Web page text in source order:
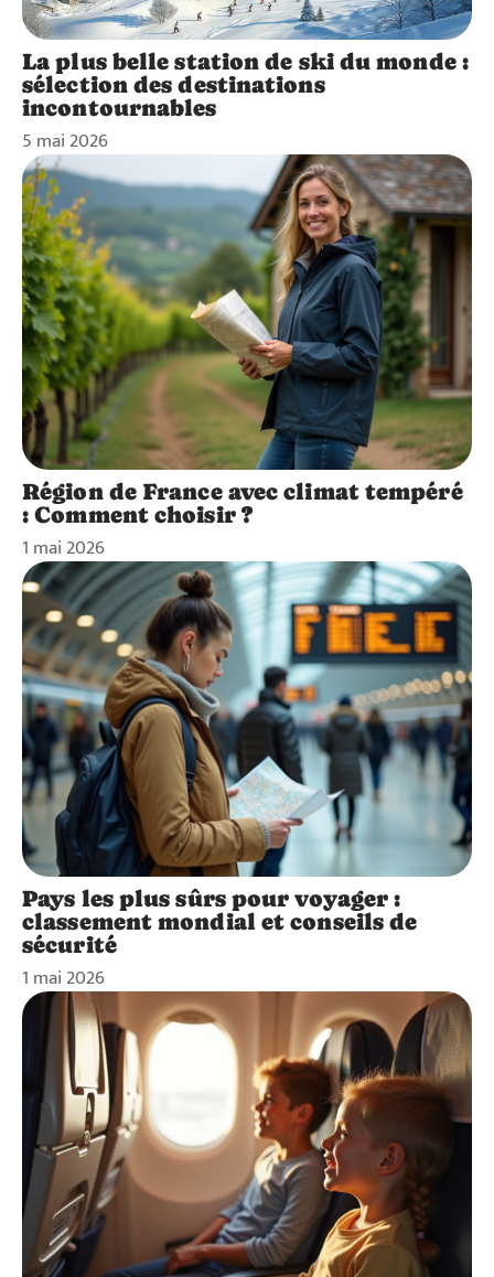
La plus belle station de ski du monde :
sélection des destinations
incontournables
5 mai 2026
Région de France avec climat tempéré
: Comment choisir ?
1 mai 2026
Pays les plus sûrs pour voyager :
classement mondial et conseils de
sécurité
1 mai 2026